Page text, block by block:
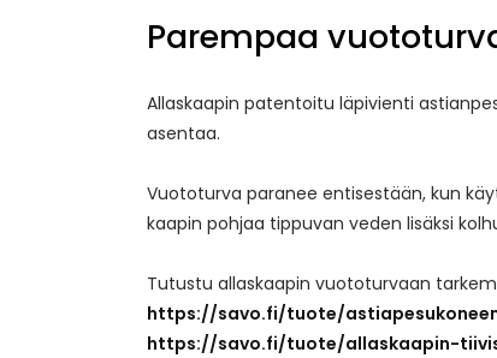
Parempaa
Allaskaapin patentoitu läpivienti
asentaa.
Vuototurva paranee entisestään, kun
kaapin pohjaa tippuvan veden lisäksi
Tutustu allaskaapin vuototurvaan
https://savo.fi/tuote/
https://savo.fi/tuote/allaskaapin-